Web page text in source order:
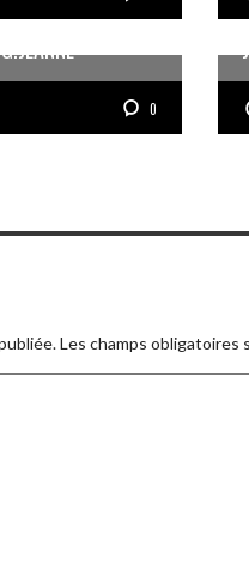
FACE
0
Les champs obligatoires